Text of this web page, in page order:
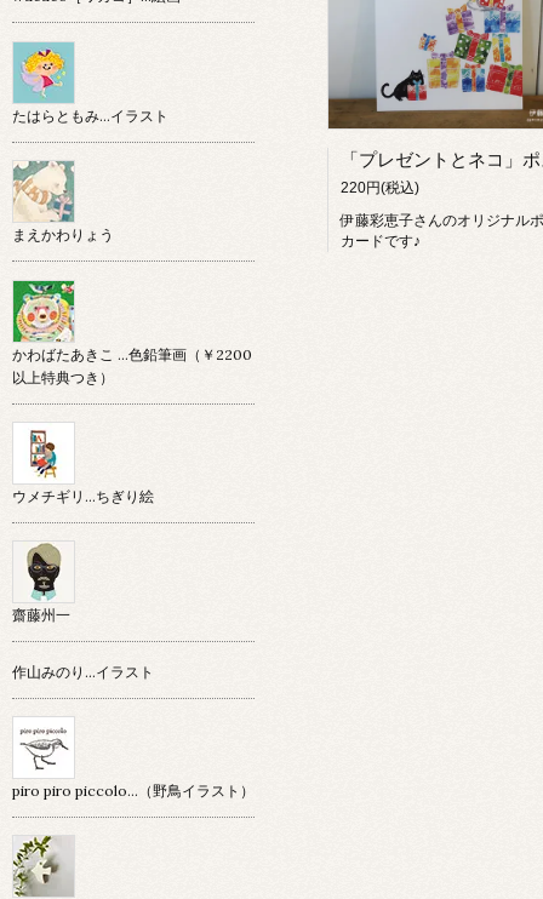
220円(税込)
伊藤彩恵子さんのオリジナル
カードです♪
たはらともみ…イラスト
まえかわりょう
かわばたあきこ …色鉛筆画（￥2200
以上特典つき）
ウメチギリ…ちぎり絵
齋藤州一
作山みのり…イラスト
piro piro piccolo…（野鳥イラスト）